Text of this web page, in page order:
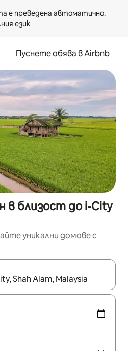
език
Пуснете обява в Airbnb
в близост до i-City
уникални домове с
покажат, използвайте